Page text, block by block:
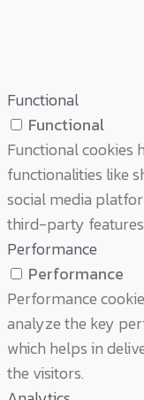
Functional
Functional
Functional cookies
functionalities like
social media
third-party
Performance
Performance
Performance
analyze the key
which helps in
the visitors.